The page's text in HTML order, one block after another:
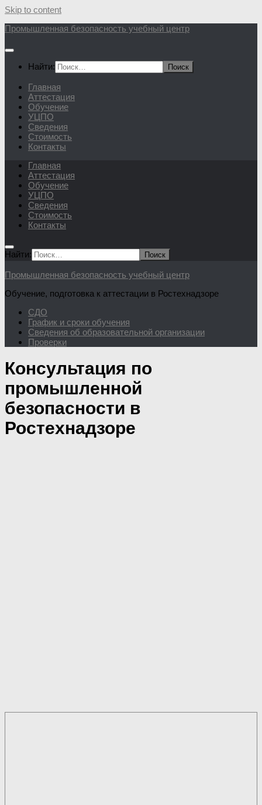
Skip to content
Промышленная безопасность учебный центр
Найти:
Главная
Аттестация
Обучение
УЦПО
Сведения
Стоимость
Контакты
Главная
Аттестация
Обучение
УЦПО
Сведения
Стоимость
Контакты
Найти:
Промышленная безопасность учебный центр
Обучение, подготовка к аттестации в Ростехнадзоре
СДО
График и сроки обучения
Сведения об образовательной организации
Проверки
Консультация по
промышленной
безопасности в
Ростехнадзоре